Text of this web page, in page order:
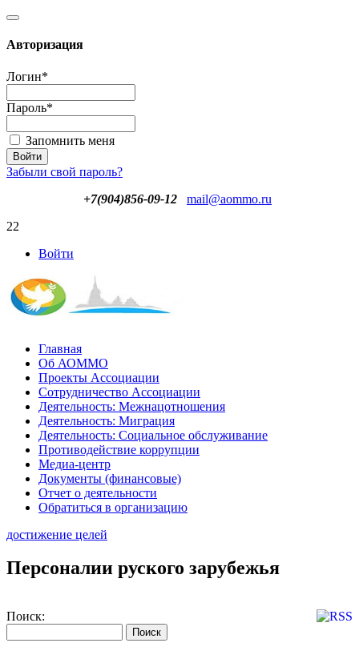
Авторизация
Логин*
Пароль*
Запомнить меня
Забыли свой пароль?
+7(904)856-09-12
mail@aommo.ru
22
Войти
Главная
Об АОММО
Проекты Ассоциации
Сотрудничество Ассоциации
Деятельность: Межнацотношения
Деятельность: Миграция
Деятельность: Социальное обслуживание
Противодействие коррупции
Медиа-центр
Документы (финансовые)
Отчет о деятельности
Обратиться в организацию
достижение целей
Персоналии руского зарубежья
Поиск: